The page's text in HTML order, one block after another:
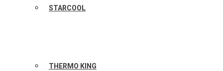
STARCOOL
THERMO KING